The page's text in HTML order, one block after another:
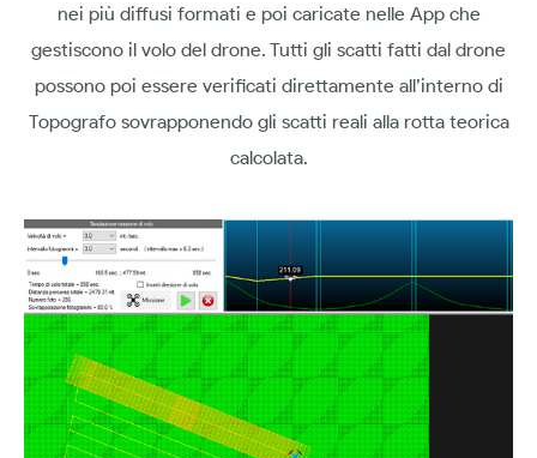
nei più diffusi formati e poi caricate nelle App che
gestiscono il volo del drone. Tutti gli scatti fatti dal drone
possono poi essere verificati direttamente all’interno di
Topografo sovrapponendo gli scatti reali alla rotta teorica
calcolata.